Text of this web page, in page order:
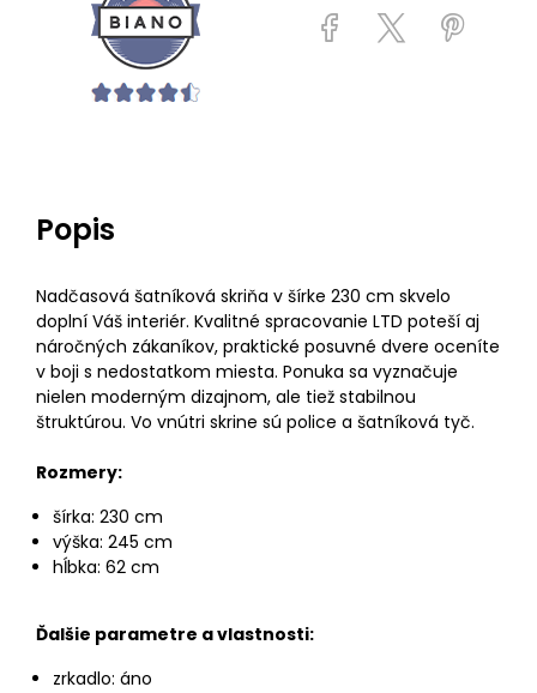
Popis
Nadčasová šatníková skriňa v šírke 230 cm skvelo
doplní Váš interiér. Kvalitné spracovanie LTD poteší aj
náročných zákaníkov, praktické posuvné dvere oceníte
v boji s nedostatkom miesta. Ponuka sa vyznačuje
nielen moderným dizajnom, ale tiež stabilnou
štruktúrou. Vo vnútri skrine sú police a šatníková tyč.
Rozmery:
šírka: 230 cm
výška: 245 cm
hĺbka: 62 cm
Ďalšie parametre a vlastnosti:
zrkadlo: áno